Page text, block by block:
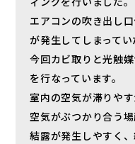
エアコンの吹き出し
が発生してしまってい
今回カビ取りと光触
を行なっています。
室内の空気が滞りや
空気がぶつかり合う
結露が発生しやすく